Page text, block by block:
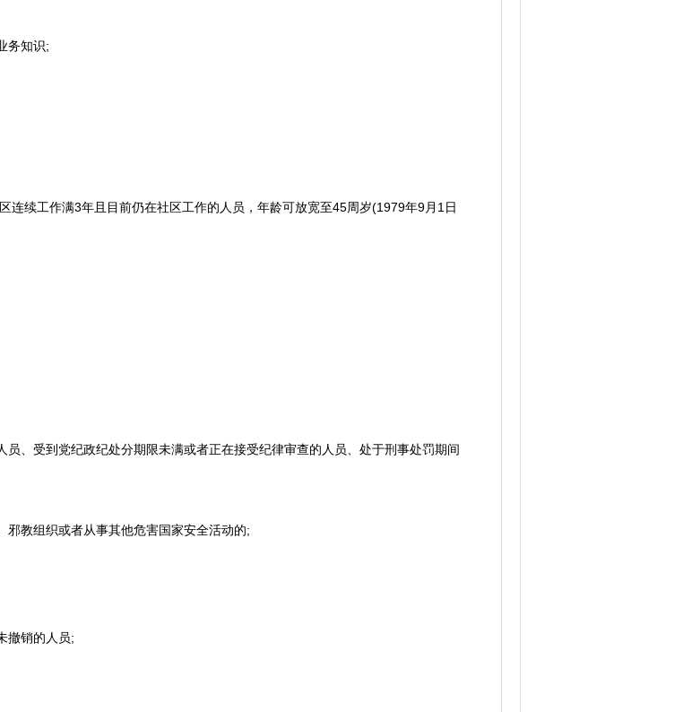
务知识;
续工作满3年且目前仍在社区工作的人员，年龄可放宽至45周岁(1979年9月1日
受到党纪政纪处分期限未满或者正在接受纪律审查的人员、处于刑事处罚期间
教组织或者从事其他危害国家安全活动的;
撤销的人员;